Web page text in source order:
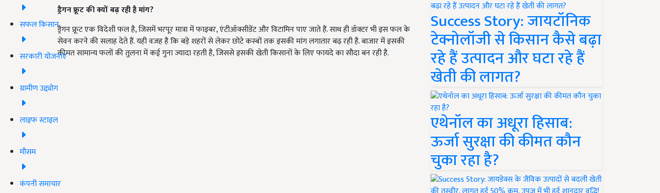
सफल किसान
सरकारी योजनाएं
ग्रामीण उद्द्योग
लाइफ स्टाइल
मौसम
कंपनी समाचार
ड्रैगन फ्रूट की क्यों बढ़ रही है मांग?
ड्रैगन फ्रूट एक विदेशी फल है, जिसमें भरपूर मात्रा में फाइबर, एंटीऑक्सीडेंट और विटामिन पाए जाते हैं. साथ ही डॉक्टर भी इस फल के
सेवन करने की सलाह देते हैं. यही वजह है कि बड़े शहरों से लेकर छोटे कस्बों तक इसकी मांग लगातार बढ़ रही है. बाजार में इसकी
कीमत सामान्य फलों की तुलना में कई गुना ज्यादा रहती है, जिससे इसकी खेती किसानों के लिए फायदे का सौदा बन रही है.
Success Story: जायटॉनिक
टेक्नोलॉजी से किसान कैसे बढ़ा
रहे हैं उत्पादन और घटा रहे हैं
खेती की लागत?
एथेनॉल का अधूरा हिसाब:
ऊर्जा सुरक्षा की कीमत कौन
चुका रहा है?